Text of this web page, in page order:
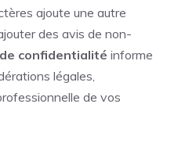
ajoute une autre
des avis de non-
confidentialité informe
légales,
de vos